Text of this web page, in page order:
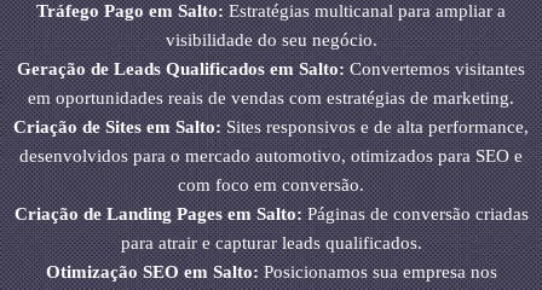
Tráfego Pago em Salto:Estratégias multicanal para ampliar a
visibilidade do seu negócio.
Geração de Leads Qualificados em Salto:Convertemos visitantes
em oportunidades reais de vendas com estratégias de marketing.
Criação de Sites em Salto:Sites responsivos e de alta performance,
desenvolvidos para o mercado automotivo, otimizados para SEO e
com foco em conversão.
Criação de Landing Pages em Salto:Páginas de conversão criadas
para atrair e capturar leads qualificados.
Otimização SEO em Salto:Posicionamos sua empresa nos